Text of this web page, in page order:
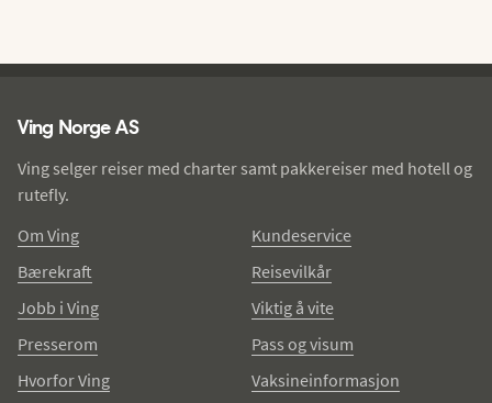
Ving Norge AS
Ving selger reiser med charter samt pakkereiser med hotell og
rutefly.
Om Ving
Bærekraft
Jobb i Ving
Presserom
Hvorfor Ving
Kundeservice
Reisevilkår
Viktig å vite
Pass og visum
Vaksineinformasjon